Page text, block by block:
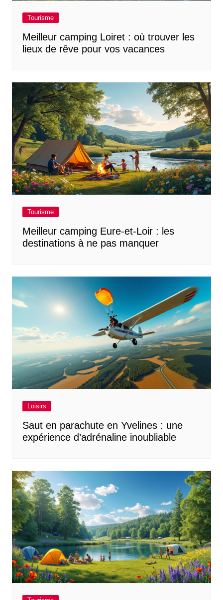
Tourisme
Meilleur camping Loiret : où trouver les
lieux de rêve pour vos vacances
Tourisme
Meilleur camping Eure-et-Loir : les
destinations à ne pas manquer
Loisirs
Saut en parachute en Yvelines : une
expérience d’adrénaline inoubliable